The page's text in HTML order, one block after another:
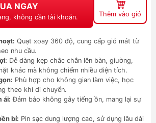
NGAY
không cần tài khoản. Thêm vào giỏ
Quạt xoay 360 độ, cung cấp gió mát từ
nhu cầu.
Dễ dàng kẹp chắc chắn lên bàn, giường,
khác mà không chiếm nhiều diện tích.
Phù hợp cho không gian làm việc, học
theo khi di chuyển.
ái: Đảm bảo không gây tiếng ồn, mang lại sự
bỉ: Pin sạc dung lượng cao, sử dụng lâu dài